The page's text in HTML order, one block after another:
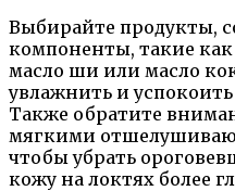
Выбирайте продукты,
компоненты, такие как
масло ши или масло
увлажнить и
Также обратите
мягкими
чтобы убрать
кожу на локтях более